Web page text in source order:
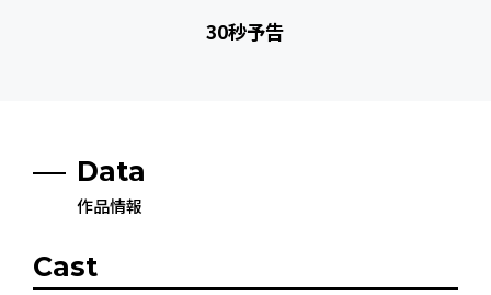
30秒予告
Data
作品情報
Cast